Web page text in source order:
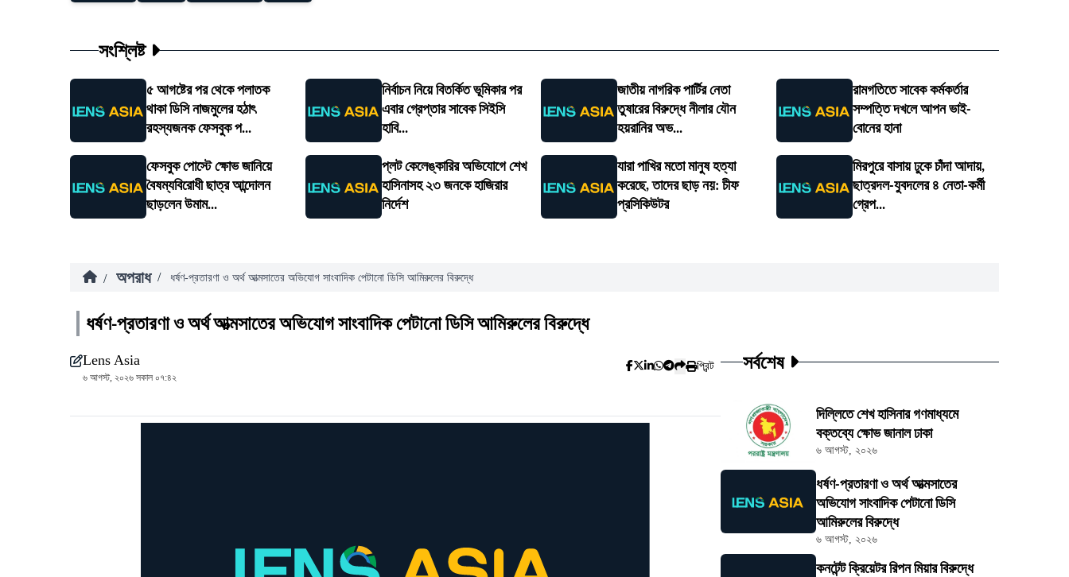
সংশ্লিষ্ট
৫ আগষ্টের পর থেকে পলাতক
থাকা ডিসি নাজমুলের হঠাৎ
রহস্যজনক ফেসবুক প...
নির্বাচন নিয়ে বিতর্কিত ভূমিকার পর
এবার গ্রেপ্তার সাবেক সিইসি
হাবি...
জাতীয় নাগরিক পার্টির নেতা
তুষারের বিরুদ্ধে নীলার যৌন
হয়রানির অভ...
রামগতিতে সাবেক কর্মকর্তার
সম্পত্তি দখলে আপন ভাই-
বোনের হানা
ফেসবুক পোস্টে ক্ষোভ জানিয়ে
বৈষম্যবিরোধী ছাত্র আন্দোলন
ছাড়লেন উমাম...
প্লট কেলেঙ্কারির অভিযোগে শেখ
হাসিনাসহ ২৩ জনকে হাজিরার
নির্দেশ
যারা পাখির মতো মানুষ হত্যা
করেছে, তাদের ছাড় নয়: চীফ
প্রসিকিউটর
মিরপুরে বাসায় ঢুকে চাঁদা আদায়,
ছাত্রদল-যুবদলের ৪ নেতা-কর্মী
গ্রেপ...
/ অপরাধ / ধর্ষণ-প্রতারণা ও অর্থ আত্মসাতের অভিযোগ সাংবাদিক পেটানো ডিসি আমিরুলের বিরুদ্ধে
ধর্ষণ-প্রতারণা ও অর্থ আত্মসাতের অভিযোগ সাংবাদিক পেটানো ডিসি আমিরুলের বিরুদ্ধে
Lens Asia
৬ আগস্ট, ২০২৬ সকাল ০৭:৪২
প্রিন্ট সর্বশেষ
দিল্লিতে শেখ হাসিনার গণমাধ্যমে
বক্তব্যে ক্ষোভ জানাল ঢাকা
৬ আগস্ট, ২০২৬
ধর্ষণ-প্রতারণা ও অর্থ আত্মসাতের
অভিযোগ সাংবাদিক পেটানো ডিসি
আমিরুলের বিরুদ্ধে
৬ আগস্ট, ২০২৬
কনটেন্ট ক্রিয়েটর রিপন মিয়ার বিরুদ্ধে